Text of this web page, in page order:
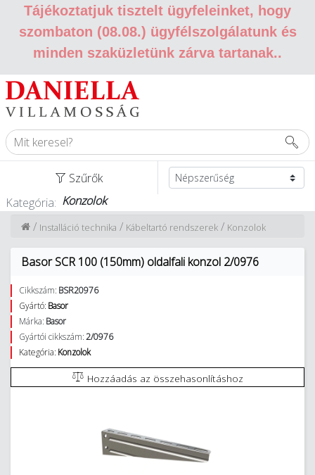
Tájékoztatjuk tisztelt ügyfeleinket, hogy
szombaton (08.08.) ügyfélszolgálatunk és
minden szaküzletünk zárva tartanak..
Szűrők
Kategória: Konzolok
Konzolok
/
Kábeltartó rendszerek
/
Installáció technika
/
Basor SCR 100 (150mm) oldalfali konzol 2/0976
Cikkszám: BSR20976
Gyártó: Basor
Márka: Basor
Gyártói cikkszám:2/0976
Kategória: Konzolok
Hozzáadás az összehasonlításhoz